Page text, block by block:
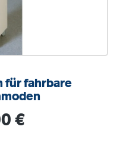
für fahrbare
€